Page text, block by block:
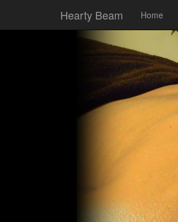
Hearty Beam Home